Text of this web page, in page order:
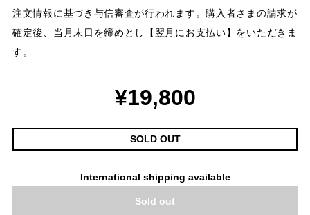
注文情報に基づき与信審査が行われます。購入者さまの請求が
確定後、当月末日を締めとし【翌月にお支払い】をいただきま
す。
¥19,800
SOLD OUT
International shipping available
Sold out